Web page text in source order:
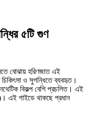
৫টি গুণ
বোঝায় হরিণজাত এই
চিকিৎসা ও সুগন্ধিতে ব্যবহৃত।
বিকল্প বেশি প্রচলিত। এই
এই গাইডে থাকছে প্রধান